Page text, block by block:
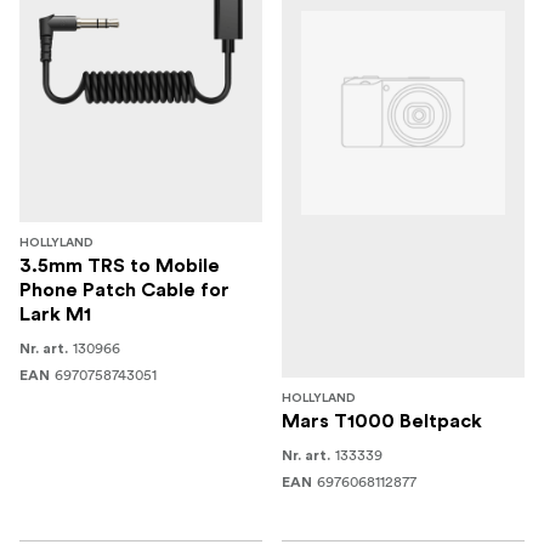
HOLLYLAND
3.5mm TRS to Mobile
Phone Patch Cable for
Lark M1
Nr. art. 130966
EAN 6970758743051
HOLLYLAND
Mars T1000 Beltpack
Nr. art. 133339
EAN 6976068112877